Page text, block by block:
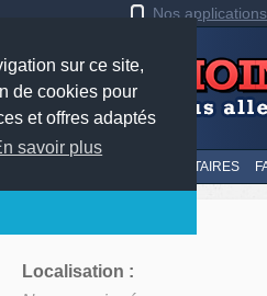
sur ce site,
de cookies pour
et offres adaptés
savoir plus
Nos
SUIVI DES COMMENTAIRES
Localisation :